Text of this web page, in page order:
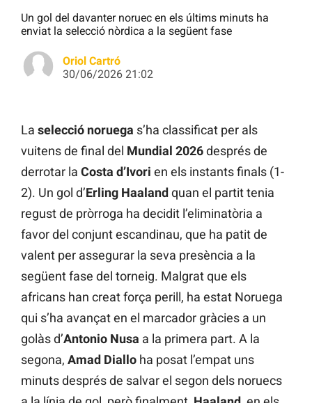
Un gol del davanter noruec en els últims minuts ha
enviat la selecció nòrdica a la següent fase
Oriol Cartró
30/06/2026 21:02
La selecció noruega s’ha classificat per als
vuitens de final del Mundial 2026després de
derrotar la Costa d’Ivori en els instants finals (1-
2). Un gol d’Erling Haaland quan el partit tenia
regust de pròrroga ha decidit l’eliminatòria a
favor del conjunt escandinau, que ha patit de
valent per assegurar la seva presència a la
següent fase del torneig. Malgrat que els
africans han creat força perill, ha estat Noruega
qui s’ha avançat en el marcador gràcies a un
golàs d’Antonio Nusa a la primera part. A la
segona, Amad Diallo ha posat l’empat uns
minuts després de salvar el segon dels noruecs